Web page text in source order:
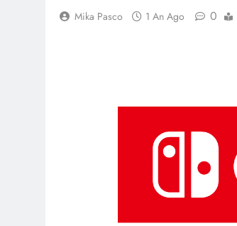
Mika Pasco 1 An Ago 0